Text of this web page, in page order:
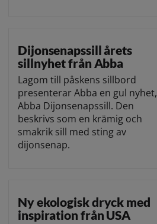
Dijonsenapssill årets
sillnyhet från Abba
Lagom till påskens sillbord
presenterar Abba en gul nyhet,
Abba Dijonsenapssill. Den
beskrivs som en krämig och
smakrik sill med sting av
dijonsenap.
Ny ekologisk dryck med
inspiration från USA